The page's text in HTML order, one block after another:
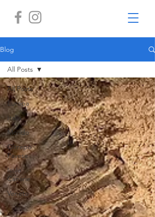
Blog
All Posts
Europa
Italia
Mondo
Oltrepò
Pavese
Isole
Canarie
Veneto
All Posts